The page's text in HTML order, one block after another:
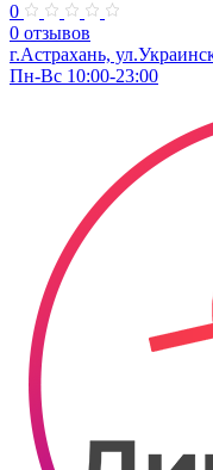
0
0 отзывов
г.Астрахань,
Пн-Вс 10:00-23:00